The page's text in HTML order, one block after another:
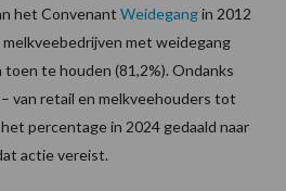
het Convenant Weidegangin 2012
met weidegang
toen te houden (81,2%). Ondanks
van retail en melkveehouders tot
percentage in 2024 gedaald naar
actie vereist.